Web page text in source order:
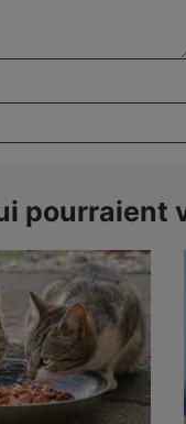
pourraient